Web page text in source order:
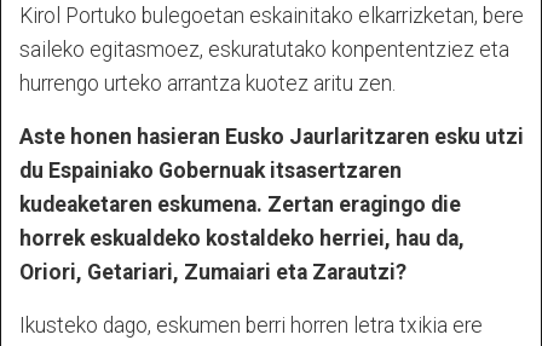
Kirol Portuko bulegoetan eskainitako elkarrizketan, bere
saileko egitasmoez, eskuratutako konpententziez eta
hurrengo urteko arrantza kuotez aritu zen.
Aste honen hasieran Eusko Jaurlaritzaren esku utzi
du Espainiako Gobernuak itsasertzaren
kudeaketaren eskumena. Zertan eragingo die
horrek eskualdeko kostaldeko herriei, hau da,
Oriori, Getariari, Zumaiari eta Zarautzi?
Ikusteko dago, eskumen berri horren letra txikia ere